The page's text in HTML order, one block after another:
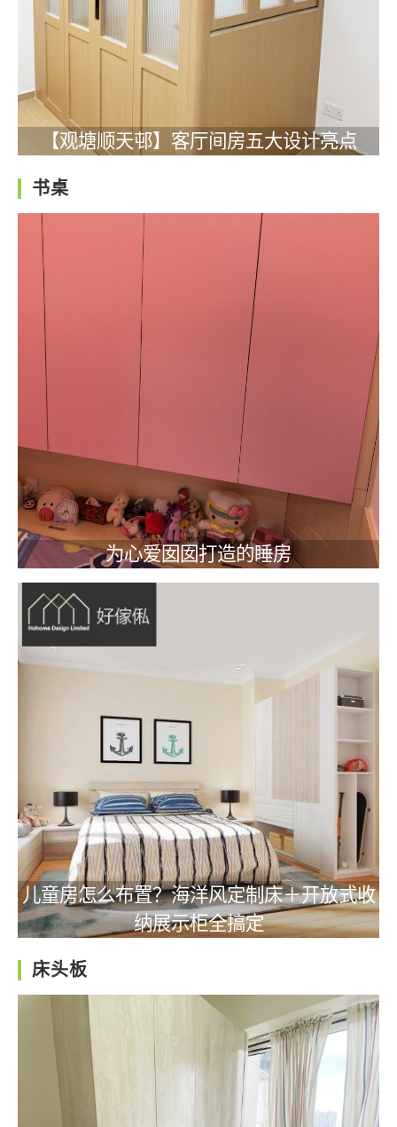
【观塘顺天邨】客厅间房五大设计亮点
书桌
为心爱囡囡打造的睡房
儿童房怎么布置？海洋风定制床＋开放式收
纳展示柜全搞定
床头板